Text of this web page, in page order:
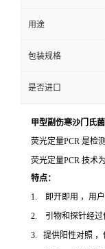
用途
包装规格
是否进口
甲型副伤寒沙门氏
荧光定量PCR 是检
荧光定量PCR 技术
特点：
1. 即开即用 ，用户
2. 引物和探针经过
3. 提供阳性对照 ，